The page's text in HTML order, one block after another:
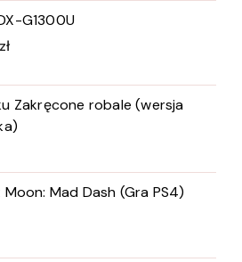
G1300U
zł
Zakręcone robale (wersja
Mad Dash (Gra PS4)